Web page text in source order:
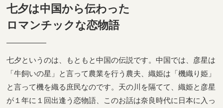
七夕は中国から伝わった
ロマンチックな恋物語
七夕というのは、もともと中国の伝説です。中国では、彦星は
「牛飼いの星」と言って農業を行う農夫、織姫は「機織り姫」
と言って機を織る庶民なのです。天の川を隔てて、織姫と彦星
が１年に１回出逢う恋物語、このお話は奈良時代に日本に入っ